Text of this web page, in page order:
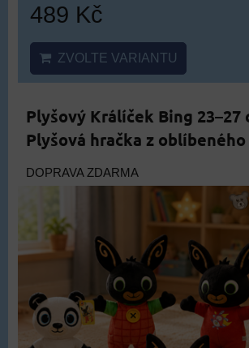
489 Kč
ZVOLTE VARIANTU
Plyšový Králíček Bing 23–27
Plyšová hračka z
DOPRAVA ZDARMA